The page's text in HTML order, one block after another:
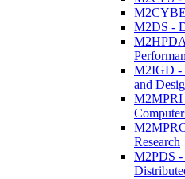
M2DS -
M2IGD -
and
M2MPRI
Research
M2PDS -